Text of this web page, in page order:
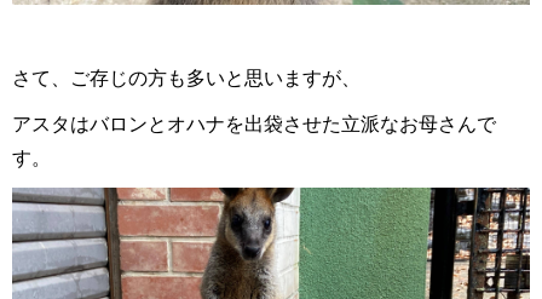
さて、ご存じの方も多いと思いますが、
アスタはバロンとオハナを出袋させた立派なお母さんで
す。